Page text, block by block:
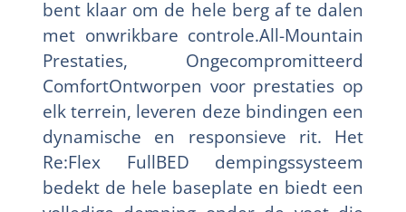
bent klaar om de hele berg af te dalen
met onwrikbare controle.All-Mountain
Prestaties, Ongecompromitteerd
ComfortOntworpen voor prestaties op
elk terrein, leveren deze bindingen een
dynamische en responsieve rit. Het
Re:Flex FullBED dempingssysteem
bedekt de hele baseplate en biedt een